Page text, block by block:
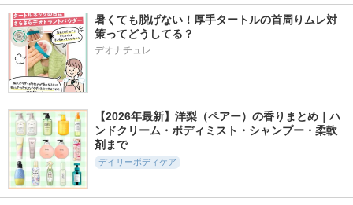
暑くても脱げない！厚手タートルの首周りムレ対
策ってどうしてる？
デオナチュレ
【2026年最新】洋梨（ペアー）の香りまとめ｜ハ
ンドクリーム・ボディミスト・シャンプー・柔軟
剤まで
デイリーボディケア